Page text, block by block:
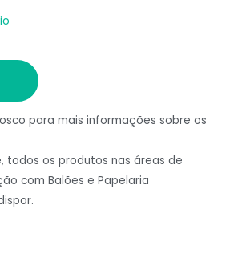
para mais informações sobre os
todos os produtos nas áreas de
com Balões e Papelaria